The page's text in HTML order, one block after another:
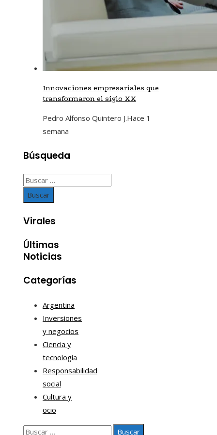
Innovaciones empresariales que
transformaron el siglo XX
Pedro Alfonso Quintero J.Hace 1
semana
Búsqueda
Buscar:
Virales
Últimas
Noticias
Categorías
Argentina
Inversiones
y negocios
Ciencia y
tecnología
Responsabilidad
social
Cultura y
ocio
Buscar: